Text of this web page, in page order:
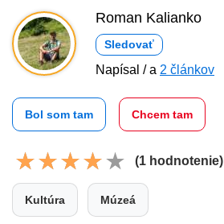
Roman Kalianko
Sledovať
Napísal / a 2 článkov
Bol som tam Chcem tam
(1 hodnotenie)
Kultúra Múzeá